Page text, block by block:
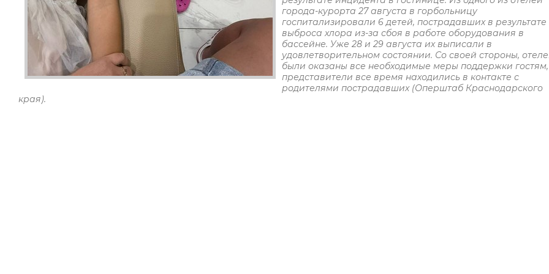
города-курорта 27 августа в горбольницу
госпитализировали 6 детей, пострадавших в результате
выброса хлора из-за сбоя в работе оборудования в
бассейне. Уже 28 и 29 августа их выписали в
удовлетворительном состоянии. Со своей стороны,
были оказаны все необходимые меры поддержки гостям,
представители все время находились в контакте с
родителями пострадавших (Оперштаб Краснодарского
края).